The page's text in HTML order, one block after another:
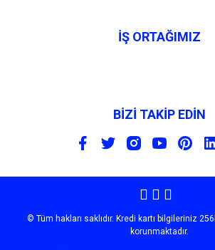
İŞ ORTAĞIMIZ
BİZİ TAKİP EDİN
© Tüm hakları saklıdır. Kredi kartı bilgileriniz
korunmaktadır.